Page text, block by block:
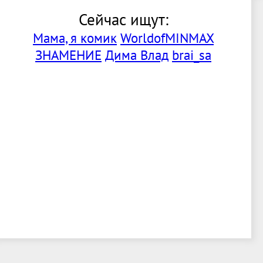
Сейчас ищут:
Мама, я комик WorldofMINMAX
ЗНАМЕНИЕ Дима Влад brai_sa